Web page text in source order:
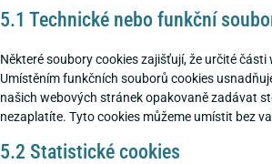
5.1 Technické nebo funkční
Některé soubory cookies zajišťují, že určité
Umístěním funkčních souborů cookies
našich webových stránek opakovaně zadávat
nezaplatíte. Tyto cookies můžeme umístit bez
5.2 Statistické cookies